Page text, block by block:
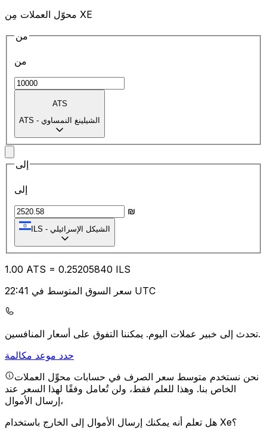
محوّل العملات مِن XE
من
من
ATS
ATS - الشيلينغ النمساوي
إلى
إلى
₪
ILS - الشيكل الإسرائيلي
1.00 ATS = 0.25205840 ILS
سعر السوق المتوسط في 22:41 UTC
تحدث إلى خبير عملات اليوم.يمكننا التفوق على أسعار المنافسين.
حدد موعد مكالمة
نحن نستخدم متوسط سعر الصرف في حسابات محوِّل العملات
الخاص بنا. وهذا للعلم فقط، ولن تُعامل وفقًا لهذا السعر عند
إرسال الأموال،
هل تعلم أنه يمكنك إرسال الأموال إلى الخارج باستخدام Xe؟